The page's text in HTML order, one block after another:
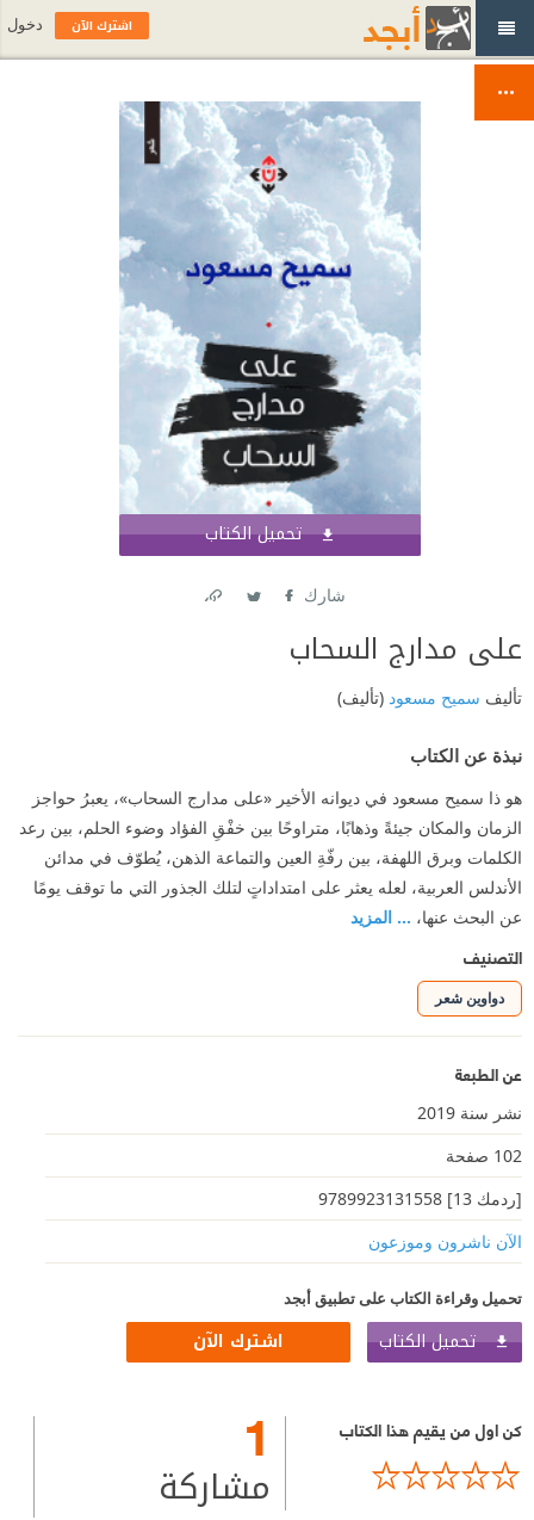
تحميل الكتاب
شارك
على مدارج السحاب
تأليف سميح مسعود (تأليف)
نبذة عن الكتاب
هو ذا سميح مسعود في ديوانه الأخير «على مدارج السحاب»، يعبرُ حواجز
الزمان والمكان جيئةً وذهابًا، متراوحًا بين خفْقِ الفؤاد وضوء الحلم، بين رعد
الكلمات وبرق اللهفة، بين رفّةِ العين والتماعة الذهن، يُطوّف في مدائن
الأندلس العربية، لعله يعثر على امتداداتٍ لتلك الجذور التي ما توقف يومًا
عن البحث عنها، ... المزيد
التصنيف
دواوين شعر
عن الطبعة
نشر سنة 2019
102 صفحة
[ردمك 13] 9789923131558
الآن ناشرون وموزعون
تحميل وقراءة الكتاب على تطبيق أبجد
تحميل الكتاب اشترك الآن
كن اول من يقيم هذا الكتاب 1
مشاركة
اشترك الآن دخول